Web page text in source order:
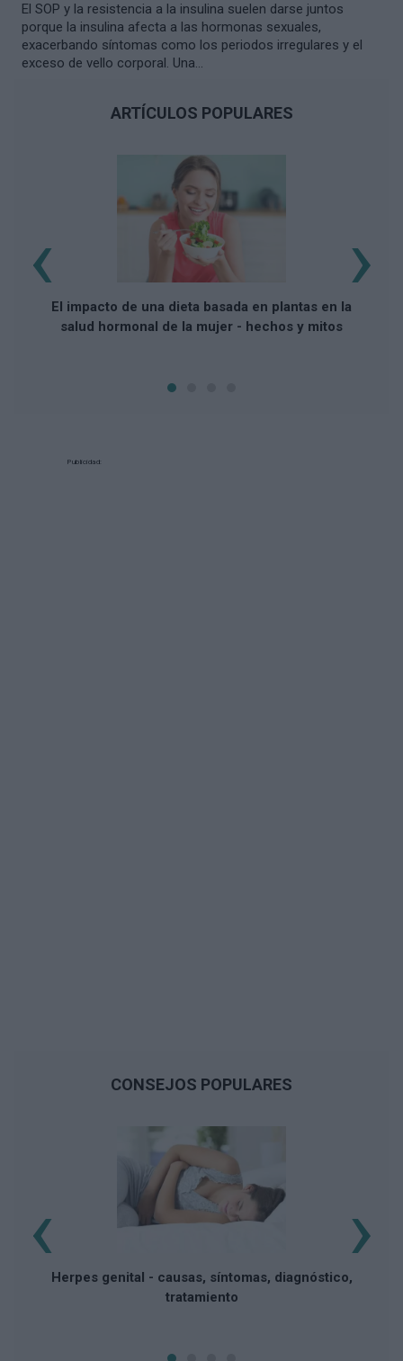
El SOP y la resistencia a la insulina suelen darse juntos
porque la insulina afecta a las hormonas sexuales,
exacerbando síntomas como los periodos irregulares y el
exceso de vello corporal. Una...
ARTÍCULOS POPULARES
El impacto de una dieta basada en plantas en la
salud hormonal de la mujer - hechos y mitos
‹ ›
Publicidad:
CONSEJOS POPULARES
Herpes genital - causas, síntomas, diagnóstico,
tratamiento
‹ ›